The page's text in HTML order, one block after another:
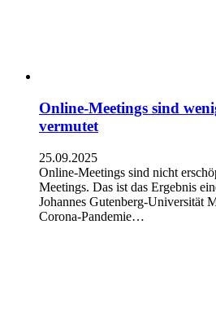
Online-Meetings sind
vermutet
25.09.2025
Online-Meetings sind nicht
Meetings. Das ist das Ergebnis
Johannes Gutenberg-Universität
Corona-Pandemie…